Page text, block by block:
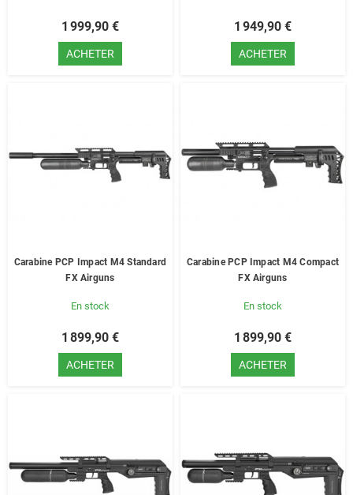
1 999,90 €
ACHETER
1 949,90 €
ACHETER
Carabine PCP Impact M4 Standard
FX Airguns
En stock
1 899,90 €
ACHETER
Carabine PCP Impact M4 Compact
FX Airguns
En stock
1 899,90 €
ACHETER